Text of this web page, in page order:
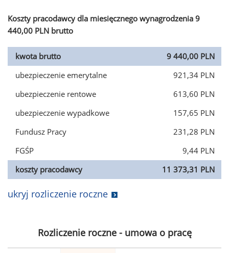
Koszty pracodawcy dla miesięcznego wynagrodzenia 9
440,00 PLN brutto
kwota brutto
9 440,00 PLN
ubezpieczenie emerytalne
921,34 PLN
ubezpieczenie rentowe
613,60 PLN
ubezpieczenie wypadkowe
157,65 PLN
Fundusz Pracy
231,28 PLN
FGŚP
9,44 PLN
koszty pracodawcy
11 373,31 PLN
ukryj rozliczenie roczne
Rozliczenie roczne - umowa o pracę